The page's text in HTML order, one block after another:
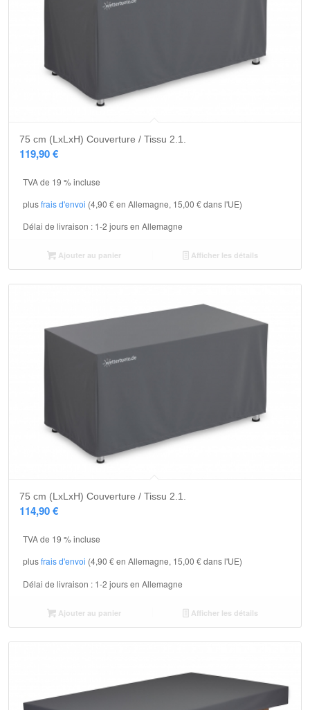
75 cm (LxLxH) Couverture / Tissu 2.1.
119,90€
TVA de 19 % incluse
plusfrais d'envoi (4,90 € en Allemagne, 15,00 € dans l'UE)
Délai de livraison : 1-2 jours en Allemagne
Ajouter au panier Afficher les détails
75 cm (LxLxH) Couverture / Tissu 2.1.
114,90€
TVA de 19 % incluse
plusfrais d'envoi (4,90 € en Allemagne, 15,00 € dans l'UE)
Délai de livraison : 1-2 jours en Allemagne
Ajouter au panier Afficher les détails